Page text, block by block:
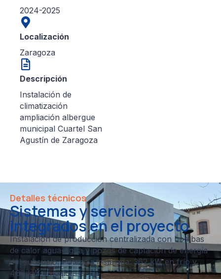
2024-2025
Localización
Zaragoza
Descripción
Instalación de
climatización
ampliación albergue
municipal Cuartel San
Agustín de Zaragoza
Detalles técnicos
Sistemas y servicios
integrados en el proyecto
Instalación de producción centralizada con bombas
de calor agua-agua y pozos de captación de energía
del subsuelo. Potencia instalada: 362 kW en frío y
466 kW en calor.